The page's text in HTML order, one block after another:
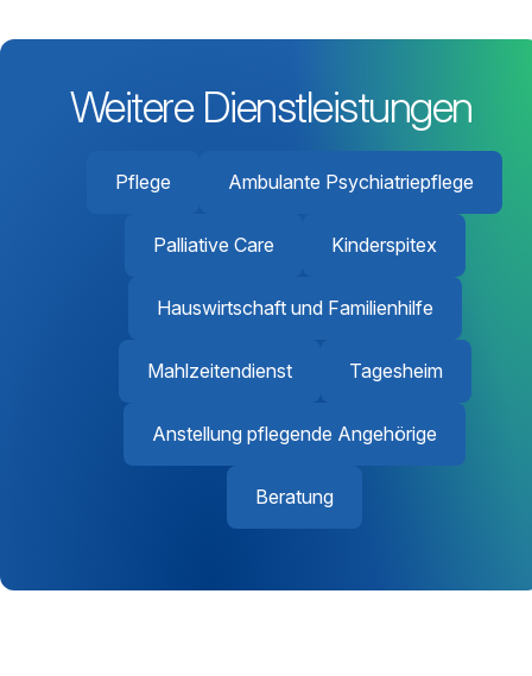
Weitere Dienstleistungen
Pflege Ambulante Psychiatriepflege
Palliative Care Kinderspitex
Hauswirtschaft und Familienhilfe
Mahlzeitendienst Tagesheim
Anstellung pflegende Angehörige
Beratung